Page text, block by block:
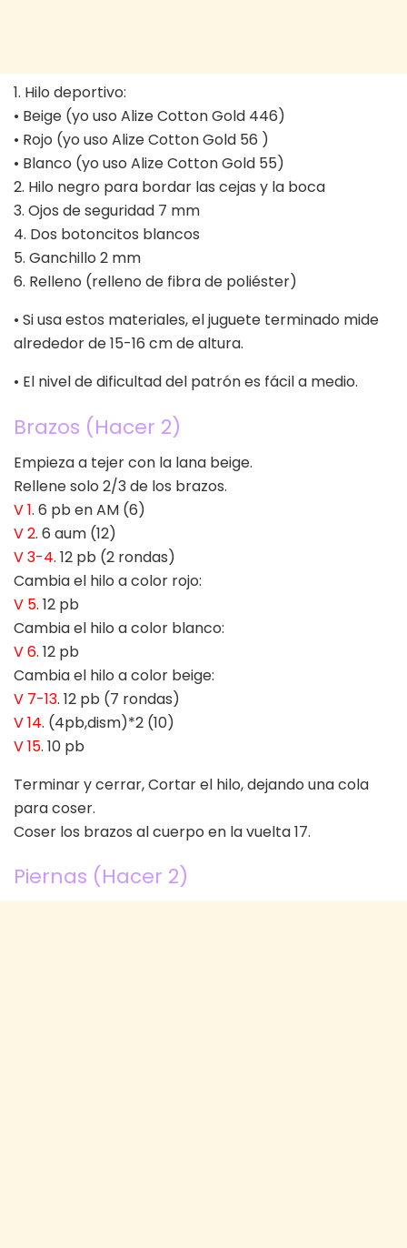
1. Hilo deportivo:
• Beige (yo uso Alize Cotton Gold 446)
• Rojo (yo uso Alize Cotton Gold 56 )
• Blanco (yo uso Alize Cotton Gold 55)
2. Hilo negro para bordar las cejas y la boca
3. Ojos de seguridad 7 mm
4. Dos botoncitos blancos
5. Ganchillo 2 mm
6. Relleno (relleno de fibra de poliéster)
• Si usa estos materiales, el juguete terminado mide
alrededor de 15-16 cm de altura.
• El nivel de dificultad del patrón es fácil a medio.
Brazos (Hacer 2)
Empieza a tejer con la lana beige.
Rellene solo 2/3 de los brazos.
V 1. 6 pb en AM (6)
V 2. 6 aum (12)
V 3-4. 12 pb (2 rondas)
Cambia el hilo a color rojo:
V 5. 12 pb
Cambia el hilo a color blanco:
V 6. 12 pb
Cambia el hilo a color beige:
V 7-13. 12 pb (7 rondas)
V 14. (4pb,dism)*2 (10)
V 15. 10 pb
Terminar y cerrar, Cortar el hilo, dejando una cola
para coser.
Coser los brazos al cuerpo en la vuelta 17.
Piernas (Hacer 2)